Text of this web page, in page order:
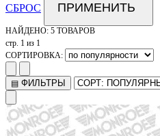
СБРОС ПРИМЕНИТЬ
НАЙДЕНО: 5 ТОВАРОВ
стр. 1 из 1
СОРТИРОВКА:
▤ ФИЛЬТРЫ